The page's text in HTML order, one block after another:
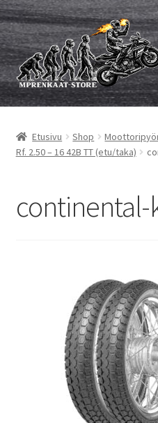
Siirry
navigointiin
Siirry
sisältöön
MP renkaat
Sisärenkaat ja nauhat
Vinkit&ohjeet
Etusivu Shop
Rf. 2.50 – 16 42B TT (etu/taka)
continental-